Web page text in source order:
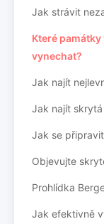
Jak strávit
Které
vynechat?
Jak najít
Jak najít
Jak se
Objevujte
Prohlídka
Jak efektivně